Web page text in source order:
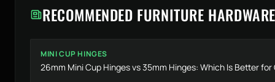
RECOMMENDED FURNITURE
MINI CUP HINGES
26mm Mini Cup Hinges vs 35mm Hinges: Which Is Better